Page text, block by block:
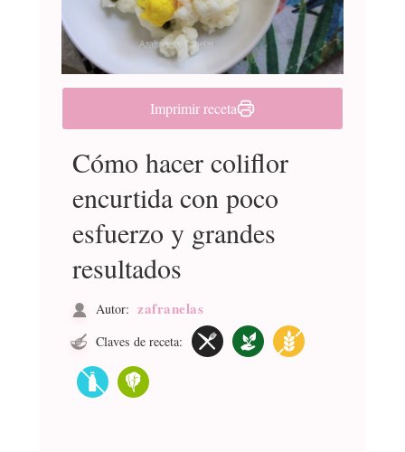
Imprimir receta
Cómo hacer coliflor
encurtida con poco
esfuerzo y grandes
resultados
Autor: zafranelas
Claves de receta: